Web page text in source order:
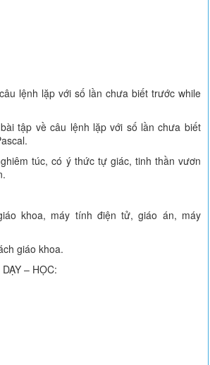
lệnh lặp với số lần chưa biết trước while
tập về câu lệnh lặp với số lần chưa biết
túc, có ý thức tự giác, tinh thần vươn
khoa, máy tính điện tử, giáo án, máy
giáo khoa.
– HỌC: